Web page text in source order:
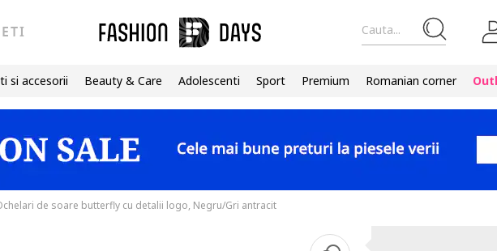
Cauta...
si accesorii Beauty & Care Adolescenti Sport Premium Romanian corner
de soare butterfly cu detalii logo, Negru/Gri antracit